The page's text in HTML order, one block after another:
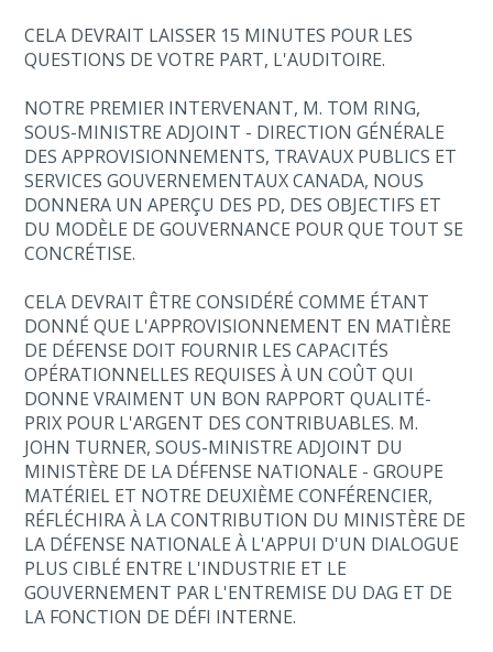
CELA DEVRAIT LAISSER 15 MINUTES POUR LES
QUESTIONS DE VOTRE PART, L'AUDITOIRE.
NOTRE PREMIER INTERVENANT, M. TOM RING,
SOUS-MINISTRE ADJOINT - DIRECTION GÉNÉRALE
DES APPROVISIONNEMENTS, TRAVAUX PUBLICS ET
SERVICES GOUVERNEMENTAUX CANADA, NOUS
DONNERA UN APERÇU DES PD, DES OBJECTIFS ET
DU MODÈLE DE GOUVERNANCE POUR QUE TOUT SE
CONCRÉTISE.
CELA DEVRAIT ÊTRE CONSIDÉRÉ COMME ÉTANT
DONNÉ QUE L'APPROVISIONNEMENT EN MATIÈRE
DE DÉFENSE DOIT FOURNIR LES CAPACITÉS
OPÉRATIONNELLES REQUISES À UN COÛT QUI
DONNE VRAIMENT UN BON RAPPORT QUALITÉ-
PRIX POUR L'ARGENT DES CONTRIBUABLES. M.
JOHN TURNER, SOUS-MINISTRE ADJOINT DU
MINISTÈRE DE LA DÉFENSE NATIONALE - GROUPE
MATÉRIEL ET NOTRE DEUXIÈME CONFÉRENCIER,
RÉFLÉCHIRA À LA CONTRIBUTION DU MINISTÈRE DE
LA DÉFENSE NATIONALE À L'APPUI D'UN DIALOGUE
PLUS CIBLÉ ENTRE L'INDUSTRIE ET LE
GOUVERNEMENT PAR L'ENTREMISE DU DAG ET DE
LA FONCTION DE DÉFI INTERNE.